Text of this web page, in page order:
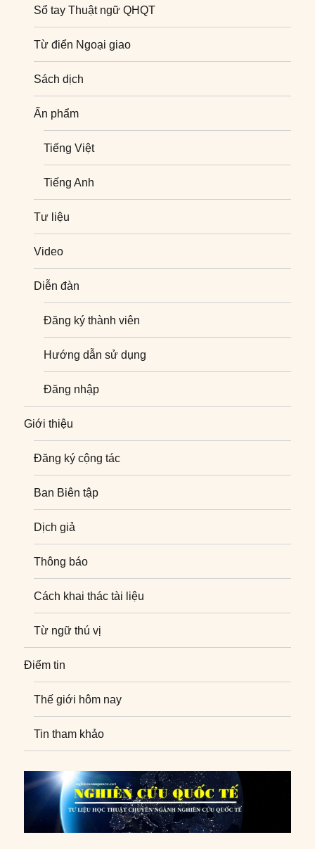
Sổ tay Thuật ngữ QHQT
Từ điển Ngoại giao
Sách dịch
Ấn phẩm
Tiếng Việt
Tiếng Anh
Tư liệu
Video
Diễn đàn
Đăng ký thành viên
Hướng dẫn sử dụng
Đăng nhập
Giới thiệu
Đăng ký cộng tác
Ban Biên tập
Dịch giả
Thông báo
Cách khai thác tài liệu
Từ ngữ thú vị
Điểm tin
Thế giới hôm nay
Tin tham khảo